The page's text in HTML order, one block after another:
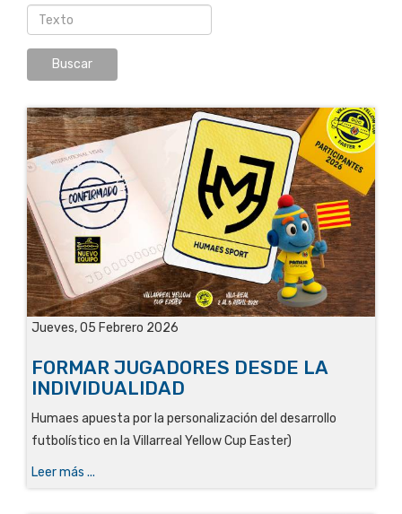
Jueves, 05 Febrero 2026
FORMAR JUGADORES DESDE LA
INDIVIDUALIDAD
Humaes apuesta por la personalización del desarrollo
futbolístico en la Villarreal Yellow Cup Easter)
Leer más ...